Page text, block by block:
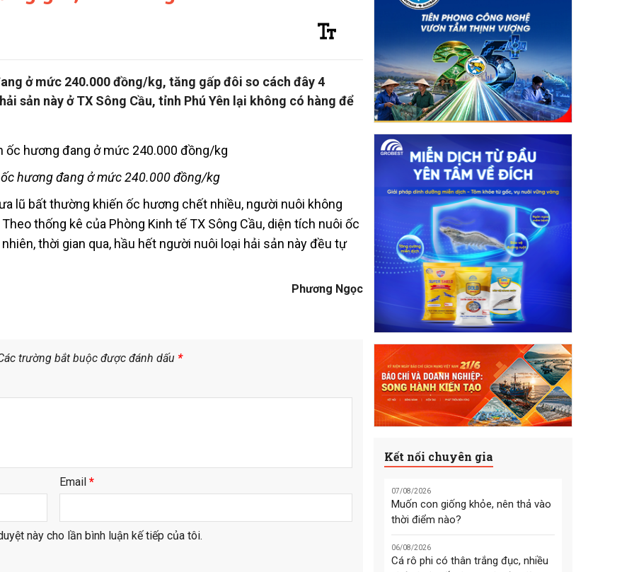
ở mức 240.000 đồng/kg, tăng gấp đôi so cách đây 4
sản này ở TX Sông Cầu, tỉnh Phú Yên lại không có hàng để
ốc hương đang ở mức 240.000 đồng/kg
lũ bất thường khiến ốc hương chết nhiều, người nuôi không
thống kê của Phòng Kinh tế TX Sông Cầu, diện tích nuôi ốc
thời gian qua, hầu hết người nuôi loại hải sản này đều tự
Phương Ngọc
trường bắt buộc được đánh dấu *
Email*
này cho lần bình luận kế tiếp của tôi.
Kết nối chuyên gia
07/08/2026
Muốn con giống khỏe, nên thả vào
thời điểm nào?
06/08/2026
Cá rô phi có thân trắng đục, nhiều